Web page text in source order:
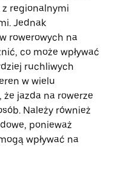
z regionalnymi
Jednak
rowerowych na
co może wpływać
ruchliwych
w wielu
jazda na rowerze
Należy również
ponieważ
wpływać na